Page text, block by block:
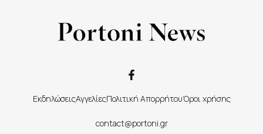
ΕκδηλώσειςΑγγελίεςΠολιτική ΑπορρήτουΌροι χρήσης
contact@portoni.gr